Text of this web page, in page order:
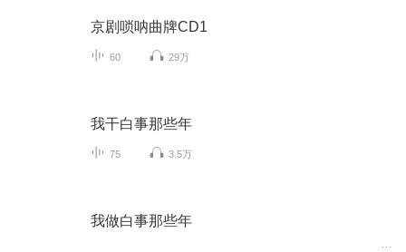
京剧唢呐曲牌CD1
60 29万
我干白事那些年
75 3.5万
我做白事那些年